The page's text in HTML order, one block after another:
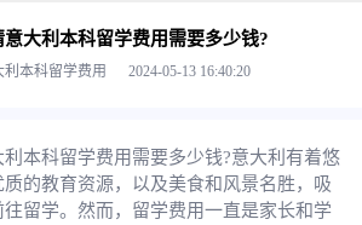
大利本科留学费用需要多少钱?
利本科留学费用 2024-05-13 16:40:20
科留学费用需要多少钱?意大利有着悠
的教育资源，以及美食和风景名胜，吸
留学。然而，留学费用一直是家长和学